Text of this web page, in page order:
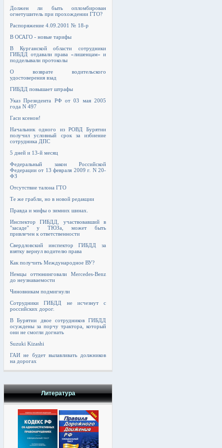
Должен ли быть опломбирован
огнетушитель при прохождении ГТО?
Распоряжение 4.09.2001 № 18-р
В ОСАГО - новые тарифы
В Курганской области сотрудники
ГИБДД отдавали права «лишенцам» и
подделывали протоколы
О возврате водительского
удостоверения взад
ГИБДД повышает штрафы
Указ Президента РФ от 03 мая 2005
года N 497
Гаси ксенон!
Начальник одного из РОВД Бурятии
получил условный срок за избиение
сотрудника ДПС
5 дней и 13-й месяц
Федеральный закон Российской
Федерации от 13 февраля 2009 г. N 20-
ФЗ
Отсутствие талона ГТО
Те же грабли, но в новой редакции
Правда и мифы о зимних шинах.
Инспектор ГИБДД, участвовавший в
"засаде" у ТЮЗа, может быть
привлечен к ответственности
Свердловский инспектор ГИБДД за
взятку вернул водителю права
Как получить Международное ВУ?
Немцы оттюнинговали Mercedes-Benz
до неузнаваемости
Чиновникам подмигнули
Сотрудники ГИБДД не исчезнут с
российских дорог.
В Бурятии двое сотрудников ГИБДД
осуждены за порчу трактора, который
они не смогли догнать
Suzuki Kizashi
ГАИ не будет вылавливать должников
на дорогах
Литература